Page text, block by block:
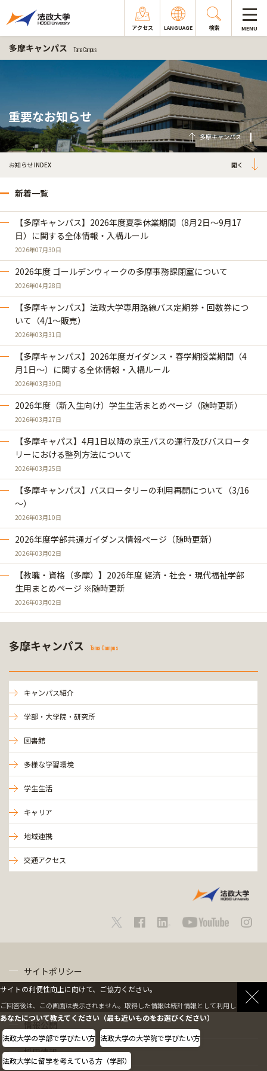
アクセス LANGUAGE 検索 MENU
多摩キャンパス Tama Campus
重要なお知らせ
多摩キャンパス
お知らせ INDEX
新着一覧
【多摩キャンパス】2026年度夏季休業期間（8月2日～9月17
日）に関する全体情報・入構ルール
2026年07月30日
2026年度 ゴールデンウィークの多摩事務課閉室について
2026年04月28日
【多摩キャンパス】法政大学専用路線バス定期券・回数券につ
いて（4/1～販売）
2026年03月31日
【多摩キャンパス】2026年度ガイダンス・春学期授業期間（4
月1日～）に関する全体情報・入構ルール
2026年03月30日
2026年度（新入生向け）学生生活まとめページ（随時更新）
2026年03月27日
【多摩キャパス】4月1日以降の京王バスの運行及びバスロータ
リーにおける整列方法について
2026年03月25日
【多摩キャンパス】バスロータリーの利用再開について（3/16
～）
2026年03月10日
2026年度学部共通ガイダンス情報ぺージ（随時更新）
2026年03月02日
【教職・資格（多摩）】2026年度 経済・社会・現代福祉学部
生用まとめページ ※随時更新
2026年03月02日
多摩キャンパス Tama Campus
キャンパス紹介
学部・大学院・研究所
図書館
多様な学習環境
学生生活
キャリア
地域連携
交通アクセス
サイトポリシー
情報公開
採用情報
サイトの利便性向上に向けて、ご協力ください。
ご回答後は、この画面は表示されません。取得した情報は統計情報として利用します。
あなたについて教えてください（最も近いものをお選びください）
法政大学の学部で学びたい方 法政大学の大学院で学びたい方
法政大学に留学を考えている方（学部）